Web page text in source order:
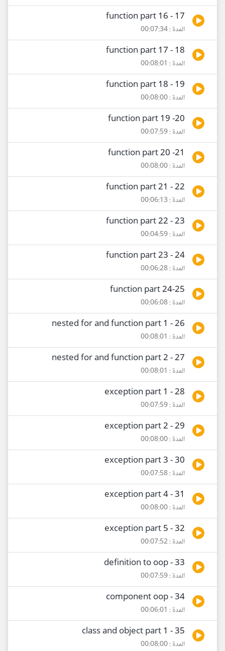
17 - function part 16
المدة : 00:07:34
18 - function part 17
المدة : 00:08:01
19 - function part 18
المدة : 00:08:00
20- function part 19
المدة : 00:07:59
21- function part 20
المدة : 00:08:00
22 - function part 21
المدة : 00:06:13
23 - function part 22
المدة : 00:04:59
24 - function part 23
المدة : 00:06:28
25-function part 24
المدة : 00:06:08
26 - nested for and function part 1
المدة : 00:08:01
27 - nested for and function part 2
المدة : 00:08:01
28 - exception part 1
المدة : 00:07:59
29 - exception part 2
المدة : 00:08:00
30 - exception part 3
المدة : 00:07:58
31 - exception part 4
المدة : 00:08:00
32 - exception part 5
المدة : 00:07:52
33 - definition to oop
المدة : 00:07:59
34 - component oop
المدة : 00:06:01
35 - class and object part 1
المدة : 00:08:00